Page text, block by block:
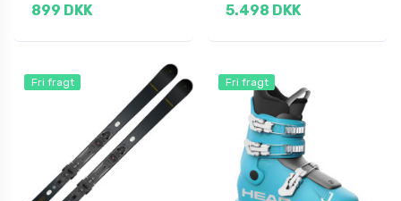
899 DKK 5.498 DKK
Fri fragt Fri fragt